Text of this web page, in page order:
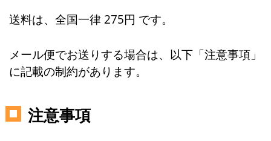
送料は、全国一律 275円 です。
メール便でお送りする場合は、以下「注意事項」
に記載の制約があります。
注意事項